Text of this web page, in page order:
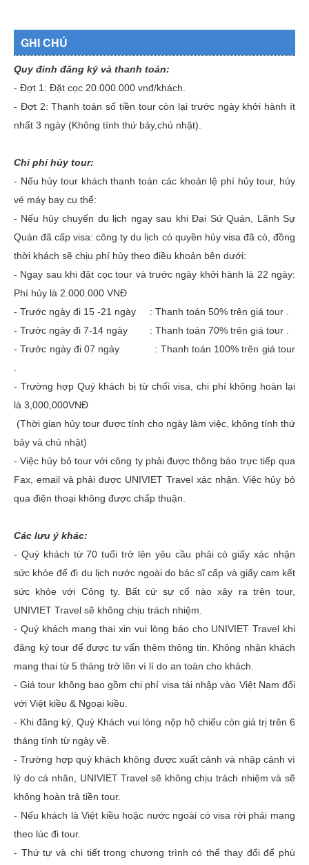
GHI CHÚ
Quy đinh đăng ký và thanh toán:
- Đợt 1: Đặt cọc 20.000.000 vnđ/khách.
- Đợt 2: Thanh toán số tiền tour còn lại trước ngày khởi hành ít
nhất 3 ngày (Không tính thứ bảy,chủ nhật).
Chi phí hủy tour:
- Nếu hủy tour khách thanh toán các khoản lệ phí hủy tour, hủy
vé máy bay cụ thể:
- Nếu hủy chuyến du lịch ngay sau khi Đại Sứ Quán, Lãnh Sự
Quán đã cấp visa: công ty du lịch có quyền hủy visa đã có, đồng
thời khách sẽ chịu phí hủy theo điều khoản bên dưới:
- Ngay sau khi đặt cọc tour và trước ngày khởi hành là 22 ngày:
Phí hủy là 2.000.000 VNĐ
- Trước ngày đi 15 -21 ngày : Thanh toán 50% trên giá tour .
- Trước ngày đi 7-14 ngày : Thanh toán 70% trên giá tour .
- Trước ngày đi 07 ngày : Thanh toán 100% trên giá tour
.
- Trường hợp Quý khách bị từ chối visa, chi phí không hoàn lại
là 3,000,000VNĐ
(Thời gian hủy tour được tính cho ngày làm việc, không tính thứ
bảy và chủ nhật)
- Việc hủy bỏ tour với công ty phải được thông báo trực tiếp qua
Fax, email và phải được UNIVIET Travel xác nhận. Việc hủy bỏ
qua điện thoại không được chấp thuận.
Các lưu ý khác:
- Quý khách từ 70 tuổi trở lên yêu cầu phải có giấy xác nhận
sức khỏe để đi du lịch nước ngoài do bác sĩ cấp và giấy cam kết
sức khỏe với Công ty. Bất cứ sự cố nào xảy ra trên tour,
UNIVIET Travel sẽ không chịu trách nhiệm.
- Quý khách mang thai xin vui lòng báo cho UNIVIET Travel khi
đăng ký tour để được tư vấn thêm thông tin. Không nhận khách
mang thai từ 5 tháng trở lên vì lí do an toàn cho khách.
- Giá tour không bao gồm chi phí visa tái nhập vào Việt Nam đối
với Việt kiều & Ngoại kiều.
- Khi đăng ký, Quý Khách vui lòng nộp hộ chiếu còn giá trị trên 6
tháng tính từ ngày về.
- Trường hợp quý khách không được xuất cảnh và nhập cảnh vì
lý do cá nhân, UNIVIET Travel sẽ không chịu trách nhiệm và sẽ
không hoàn trả tiền tour.
- Nếu khách là Việt kiều hoặc nước ngoài có visa rời phải mang
theo lúc đi tour.
- Thứ tự và chi tiết trong chương trình có thể thay đổi để phù